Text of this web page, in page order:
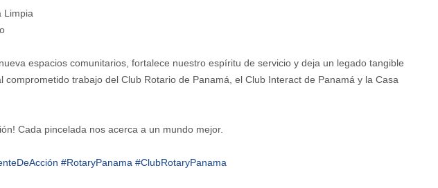
Limpia
espacios comunitarios, fortalece nuestro espíritu de servicio y deja un legado tangible
comprometido trabajo del Club Rotario de Panamá, el Club Interact de Panamá y la Casa
Cada pincelada nos acerca a un mundo mejor.
#RotaryPanama #ClubRotaryPanama